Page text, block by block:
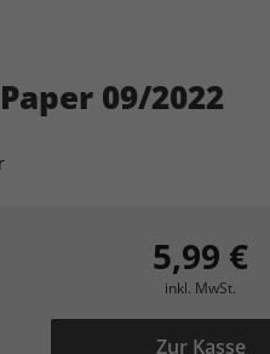
Zwischensumme
09/2022
5,99 €
inkl. MwSt.
Zur Kasse